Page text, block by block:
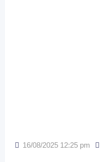
16/08/2025 12:25 pm